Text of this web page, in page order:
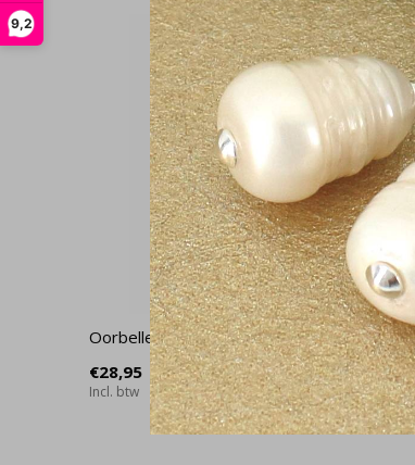
9,2
Oorbellen staaf verguld - 1396
€28,95
Incl. btw